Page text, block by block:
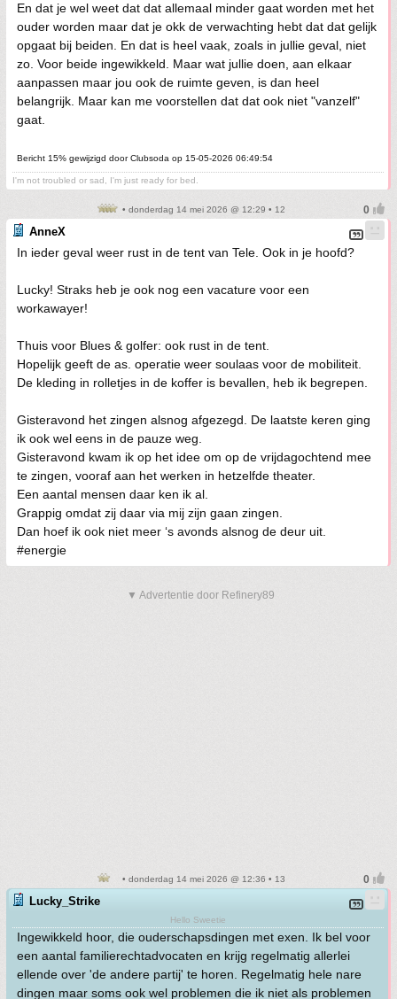
En dat je wel weet dat dat allemaal minder gaat worden met het
ouder worden maar dat je okk de verwachting hebt dat dat gelijk
opgaat bij beiden. En dat is heel vaak, zoals in jullie geval, niet
zo. Voor beide ingewikkeld. Maar wat jullie doen, aan elkaar
aanpassen maar jou ook de ruimte geven, is dan heel
belangrijk. Maar kan me voorstellen dat dat ook niet "vanzelf"
gaat.
Bericht 15% gewijzigd door Clubsoda op 15-05-2026 06:49:54
I'm not troubled or sad, I'm just ready for bed.
• donderdag 14 mei 2026 @ 12:29 • 12
AnneX
In ieder geval weer rust in de tent van Tele. Ook in je hoofd?
Lucky! Straks heb je ook nog een vacature voor een
workawayer!
Thuis voor Blues & golfer: ook rust in de tent.
Hopelijk geeft de as. operatie weer soulaas voor de mobiliteit.
De kleding in rolletjes in de koffer is bevallen, heb ik begrepen.
Gisteravond het zingen alsnog afgezegd. De laatste keren ging
ik ook wel eens in de pauze weg.
Gisteravond kwam ik op het idee om op de vrijdagochtend mee
te zingen, vooraf aan het werken in hetzelfde theater.
Een aantal mensen daar ken ik al.
Grappig omdat zij daar via mij zijn gaan zingen.
Dan hoef ik ook niet meer ‘s avonds alsnog de deur uit.
#energie
▼ Advertentie door Refinery89
• donderdag 14 mei 2026 @ 12:36 • 13
Lucky_Strike
Hello Sweetie
Ingewikkeld hoor, die ouderschapsdingen met exen. Ik bel voor
een aantal familierechtadvocaten en krijg regelmatig allerlei
ellende over 'de andere partij' te horen. Regelmatig hele nare
dingen maar soms ook wel problemen die ik niet als problemen